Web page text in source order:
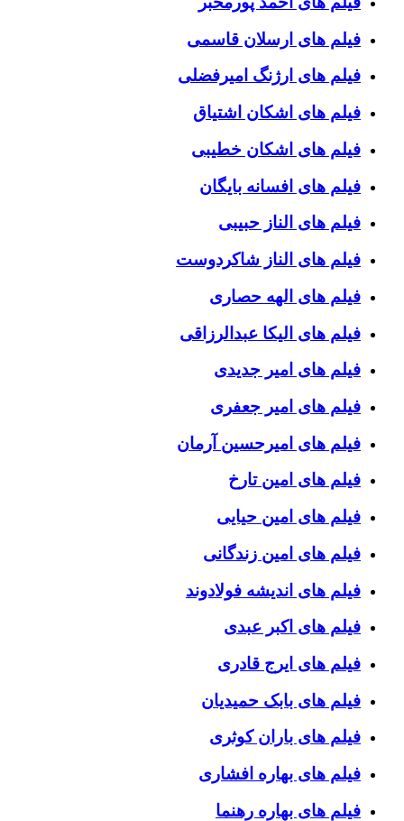
فیلم های ارسلان قاسمی
فیلم های ارژنگ امیرفضلی
فیلم های اشکان اشتیاق
فیلم های اشکان خطیبی
فیلم های افسانه بایگان
فیلم های الناز حبیبی
فیلم های الناز شاکردوست
فیلم های الهه حصاری
فیلم های الیکا عبدالرزاقی
فیلم های امیر جدیدی
فیلم های امیر جعفری
فیلم های امیرحسین آرمان
فیلم های امین تارخ
فیلم های امین حیایی
فیلم های امین زندگانی
فیلم های اندیشه فولادوند
فیلم های اکبر عبدی
فیلم های ایرج قادری
فیلم های بابک حمیدیان
فیلم های باران کوثری
فیلم های بهاره افشاری
فیلم های بهاره رهنما